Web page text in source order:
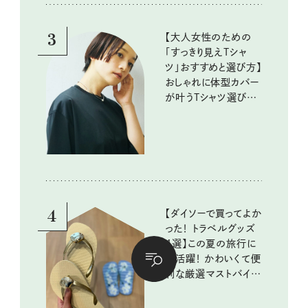
3
【大人女性のための
「すっきり見えTシャ
ツ」おすすめと選び方】
おしゃれに体型カバー
が叶うTシャツ選びの
4
【ダイソーで買ってよか
った！ トラベルグッズ
4選】この夏の旅行に
大活躍！ かわいくて便
利な厳選マストバイア